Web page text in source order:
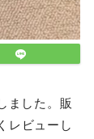
ました。販
レビューし